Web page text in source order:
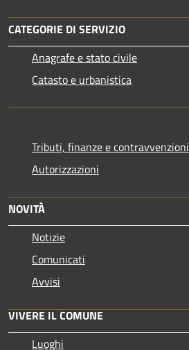
CATEGORIE DI SERVIZIO
Anagrafe e stato civile
Catasto e urbanistica
Tributi, finanze e contravvenzioni
Autorizzazioni
NOVITÀ
Notizie
Comunicati
Avvisi
VIVERE IL COMUNE
Luoghi